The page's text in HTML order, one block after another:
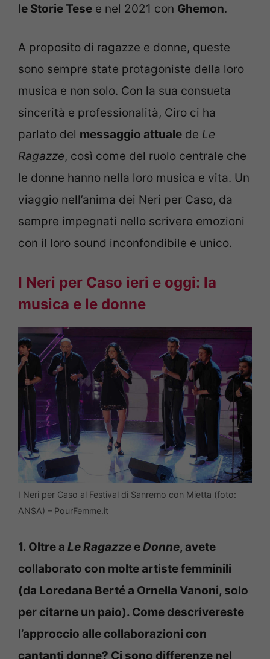
le Storie Tese e nel 2021 con Ghemon.
A proposito di ragazze e donne, queste
sono sempre state protagoniste della loro
musica e non solo. Con la sua consueta
sincerità e professionalità, Ciro ci ha
parlato del messaggio attuale de Le
Ragazze, così come del ruolo centrale che
le donne hanno nella loro musica e vita. Un
viaggio nell’anima dei Neri per Caso, da
sempre impegnati nello scrivere emozioni
con il loro sound inconfondibile e unico.
I Neri per Caso ieri e oggi: la
musica e le donne
I Neri per Caso al Festival di Sanremo con Mietta (foto:
ANSA) – PourFemme.it
1. Oltre a Le Ragazze eDonne, avete
collaborato con molte artiste femminili
(da Loredana Berté a Ornella Vanoni, solo
per citarne un paio). Come descrivereste
l’approccio alle collaborazioni con
cantanti donne? Ci sono differenze nel